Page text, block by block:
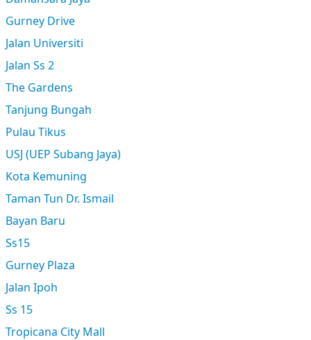
Gurney Drive
Jalan Universiti
Jalan Ss 2
The Gardens
Tanjung Bungah
Pulau Tikus
USJ (UEP Subang Jaya)
Kota Kemuning
Taman Tun Dr. Ismail
Bayan Baru
Ss15
Gurney Plaza
Jalan Ipoh
Ss 15
Tropicana City Mall